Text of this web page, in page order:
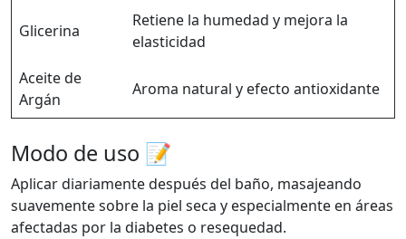
Glicerina
Retiene la humedad y mejora la
elasticidad
Aceite de
Argán
Aroma natural y efecto antioxidante
Modo de uso 📝
Aplicar diariamente después del baño, masajeando
suavemente sobre la piel seca y especialmente en áreas
afectadas por la diabetes o resequedad.